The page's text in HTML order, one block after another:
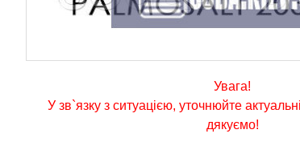
Увага!
У зв`язку з ситуацією, уточнюйте
дякуємо!